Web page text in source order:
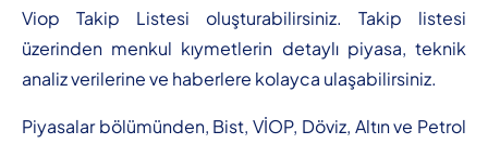
Viop Takip Listesi oluşturabilirsiniz. Takip listesi
üzerinden menkul kıymetlerin detaylı piyasa, teknik
analiz verilerine ve haberlere kolayca ulaşabilirsiniz.
Piyasalar bölümünden, Bist, VİOP, Döviz, Altın ve Petrol